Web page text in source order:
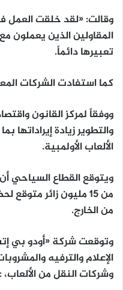
وقالت: «لقد خلقت العمل
تعبيرها دائماً.
كما استفادت الشركات
ووفقاً لمركز القانون
الألعاب الأولمبية.
من 15 مليون زائر
من الخارج.
وتوقعت شركة «أودو بي
الإعلام والترفيه
وشركات النقل من